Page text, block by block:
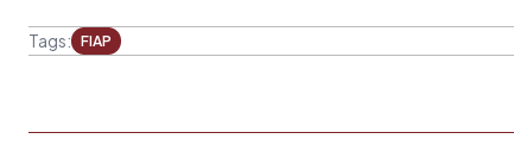
Tags: FIAP